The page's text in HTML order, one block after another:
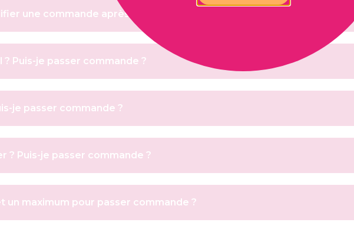
une commande après l’avoir payée ?
Puis-je passer commande ?
je passer commande ?
? Puis-je passer commande ?
un maximum pour passer commande ?